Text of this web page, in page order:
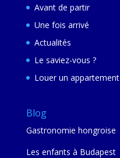
Avant de partir
Une fois arrivé
Actualités
Le saviez-vous ?
Louer un appartement
Blog
Gastronomie hongroise
Les enfants à Budapest